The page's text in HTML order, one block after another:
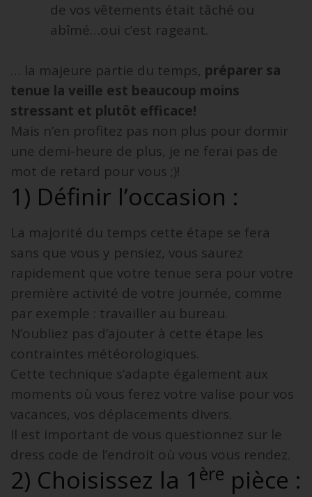
de vos vêtements était tâché ou
abîmé…oui c’est rageant.
… la majeure partie du temps, préparer sa
tenue la veille est beaucoup moins
stressant et plutôt efficace!
Mais n’en profitez pas non plus pour dormir
une demi-heure de plus, je ne ferai pas de
mot de retard pour vous ;)!
1) Définir l’occasion :
La majorité du temps cette étape se fera
sans que vous y pensiez, vous saurez
rapidement que votre tenue sera pour votre
première activité de votre journée, comme
par exemple : travailler au bureau.
N’oubliez pas d’ajouter à cette étape les
contraintes météorologiques.
Cette technique s’adapte également aux
moments où vous ferez votre valise pour vos
vacances, vos déplacements divers.
Il est important de vous questionnez sur le
dress code de l’endroit où vous vous rendez.
2) Choisissez la 1 ère pièce :